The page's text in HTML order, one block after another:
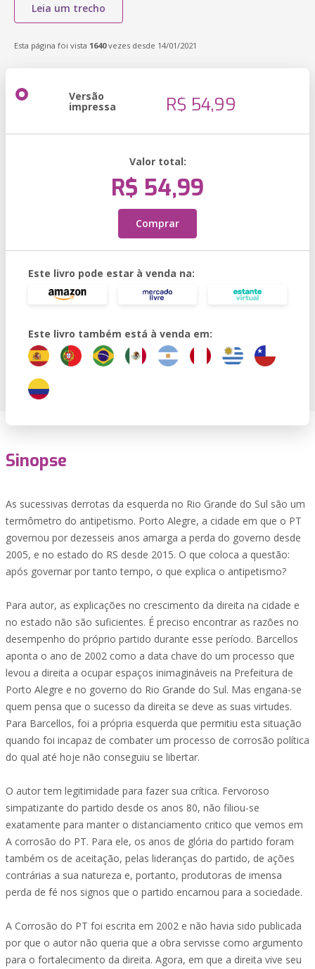
Leia um trecho
Esta página foi vista 1640vezes desde 14/01/2021
Versão
impressa R$ 54,99
Valor total:
R$ 54,99
Comprar
Este livro pode estar à venda na:
Este livro também está à venda em:
Sinopse
As sucessivas derrotas da esquerda no Rio Grande do Sul são um
termômetro do antipetismo. Porto Alegre, a cidade em que o PT
governou por dezesseis anos amarga a perda do governo desde
2005, e no estado do RS desde 2015. O que coloca a questão:
após governar por tanto tempo, o que explica o antipetismo?
Para autor, as explicações no crescimento da direita na cidade e
no estado não são suficientes. É preciso encontrar as razões no
desempenho do próprio partido durante esse período. Barcellos
aponta o ano de 2002 como a data chave do um processo que
levou a direita a ocupar espaços inimagináveis na Prefeitura de
Porto Alegre e no governo do Rio Grande do Sul. Mas engana-se
quem pensa que o sucesso da direita se deve as suas virtudes.
Para Barcellos, foi a própria esquerda que permitiu esta situação
quando foi incapaz de combater um processo de corrosão política
do qual até hoje não conseguiu se libertar.
O autor tem legitimidade para fazer sua crítica. Fervoroso
simpatizante do partido desde os anos 80, não filiou-se
exatamente para manter o distanciamento critico que vemos em
A corrosão do PT. Para ele, os anos de glória do partido foram
também os de aceitação, pelas lideranças do partido, de ações
contrárias a sua natureza e, portanto, produtoras de imensa
perda de fé nos signos que o partido encarnou para a sociedade.
A Corrosão do PT foi escrita em 2002 e não havia sido publicada
por que o autor não queria que a obra servisse como argumento
para o fortalecimento da direita. Agora, em que a direita vive seu